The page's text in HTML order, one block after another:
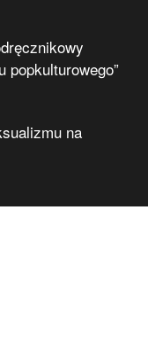
popkulturowego”
na